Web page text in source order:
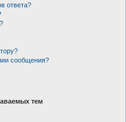
ответа?
сообщения?
тем